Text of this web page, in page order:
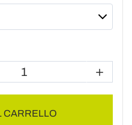
CARRELLO